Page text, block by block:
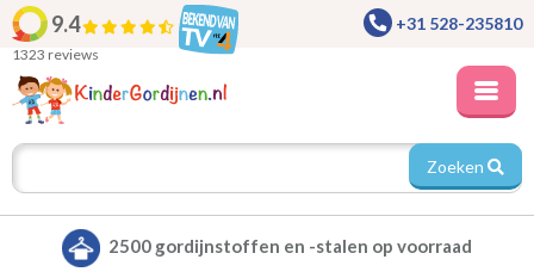
9.4
1323 reviews
+31 528-235810
Zoeken
Alle gordijnen verduisterend